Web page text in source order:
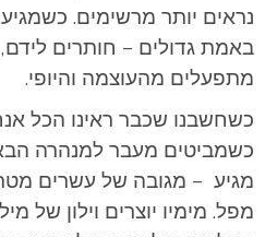
נראים יותר מרשימים.
באמת גדולים – חותרים
מתפעלים מהעוצמה והיופי.
כשחשבנו שכבר ראינו הכל
כשמביטים מעבר למנהרה
מגיע – מגובה של עשרים
מפל. מימיו יוצרים וילון של